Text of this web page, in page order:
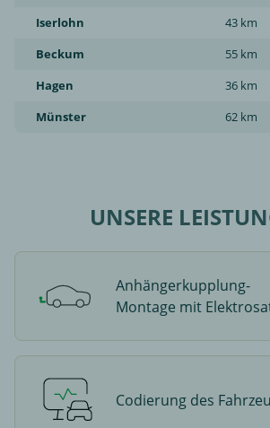
Iserlohn
43 km
Beckum
55 km
Hagen
36 km
Münster
62 km
UNSERE
Anhängerkupplung-
Montage mit
Codierung des